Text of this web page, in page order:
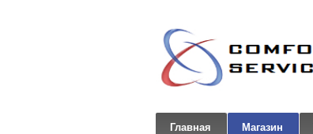
Главная Магазин